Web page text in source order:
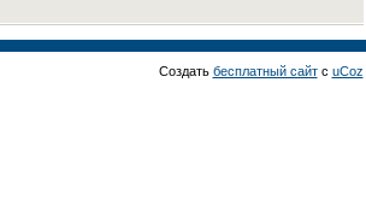
Создать бесплатный сайтс uCoz